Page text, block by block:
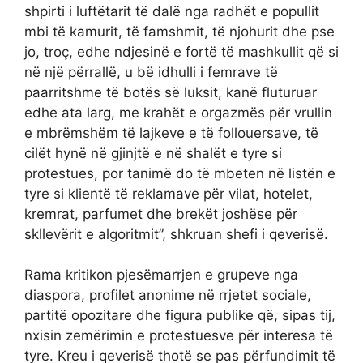
shpirti i luftëtarit të dalë nga radhët e popullit
mbi të kamurit, të famshmit, të njohurit dhe pse
jo, troç, edhe ndjesinë e fortë të mashkullit që si
në një përrallë, u bë idhulli i femrave të
paarritshme të botës së luksit, kanë fluturuar
edhe ata larg, me krahët e orgazmës për vrullin
e mbrëmshëm të lajkeve e të follouersave, të
cilët hynë në gjinjtë e në shalët e tyre si
protestues, por tanimë do të mbeten në listën e
tyre si klientë të reklamave për vilat, hotelet,
kremrat, parfumet dhe brekët joshëse për
skllevërit e algoritmit”, shkruan shefi i qeverisë.
Rama kritikon pjesëmarrjen e grupeve nga
diaspora, profilet anonime në rrjetet sociale,
partitë opozitare dhe figura publike që, sipas tij,
nxisin zemërimin e protestuesve për interesa të
tyre. Kreu i qeverisë thotë se pas përfundimit të